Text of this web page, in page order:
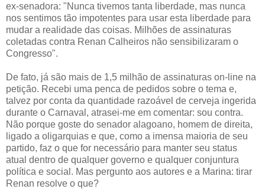
ex-senadora: "Nunca tivemos tanta liberdade, mas nunca
nos sentimos tão impotentes para usar esta liberdade para
mudar a realidade das coisas. Milhões de assinaturas
coletadas contra Renan Calheiros não sensibilizaram o
Congresso".
De fato, já são mais de 1,5 milhão de assinaturas on-line na
petição. Recebi uma penca de pedidos sobre o tema e,
talvez por conta da quantidade razoável de cerveja ingerida
durante o Carnaval, atrasei-me em comentar: sou contra.
Não porque goste do senador alagoano, homem de direita,
ligado a oligarquias e que, como a imensa maioria de seu
partido, faz o que for necessário para manter seu status
atual dentro de qualquer governo e qualquer conjuntura
política e social. Mas pergunto aos autores e a Marina: tirar
Renan resolve o que?